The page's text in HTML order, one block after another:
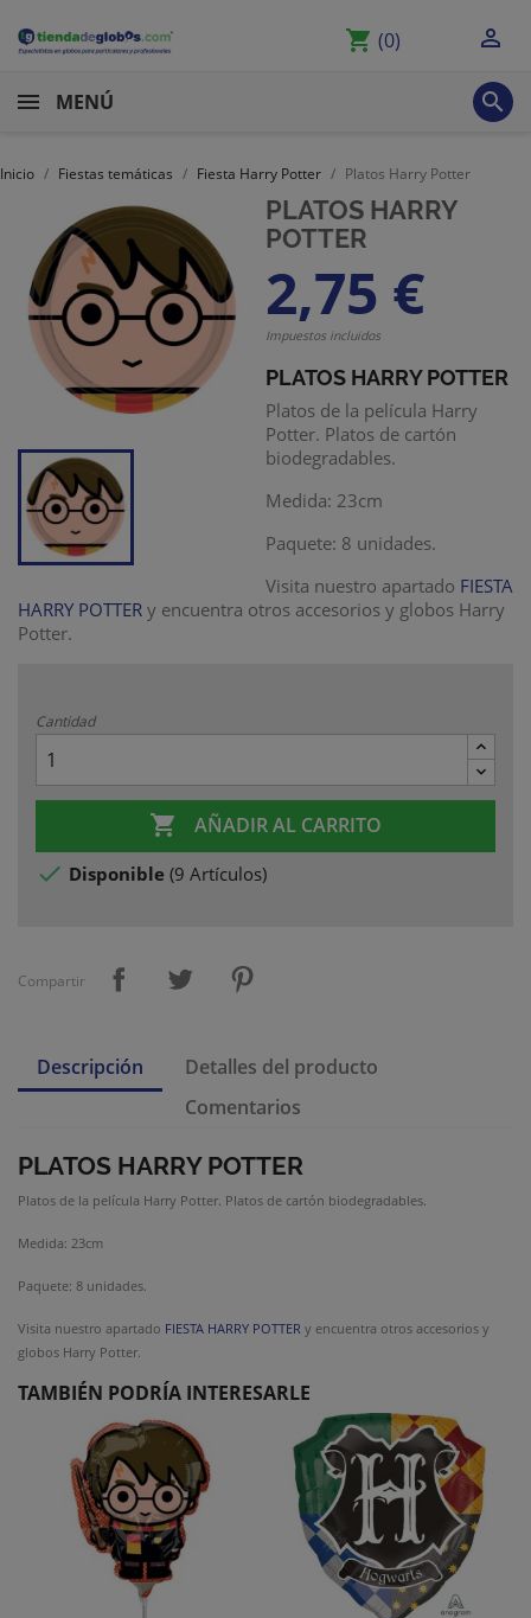
shopping_cart (0) 
MENÚ 
Inicio Fiestas temáticas Fiesta Harry Potter Platos Harry Potter
PLATOS HARRY
POTTER
2,75 €
Impuestos incluidos
PLATOS HARRY POTTER
Platos de la película Harry
Potter. Platos de cartón
biodegradables.
Medida: 23cm
Paquete: 8 unidades.
Visita nuestro apartado FIESTA
HARRY POTTER y encuentra otros accesorios y globos Harry
Potter.
Cantidad
 AÑADIR AL CARRITO
 Disponible (9 Artículos)
Compartir
Descripción
Detalles del producto
Comentarios
PLATOS HARRY POTTER
Platos de la película Harry Potter. Platos de cartón biodegradables.
Medida: 23cm
Paquete: 8 unidades.
Visita nuestro apartado FIESTA HARRY POTTER y encuentra otros accesorios y
globos Harry Potter.
TAMBIÉN PODRÍA INTERESARLE